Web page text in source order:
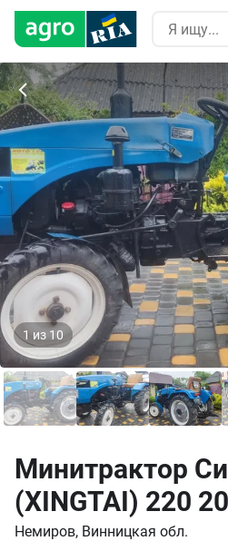
1 из 10
Минитрактор
(XINGTAI) 220
Немиров, Винницкая обл.